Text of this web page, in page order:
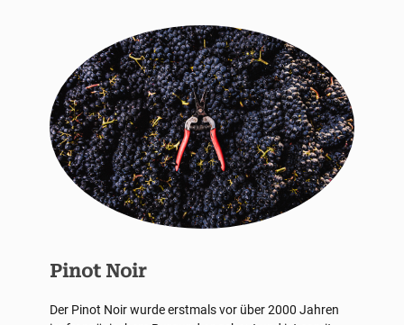
Pinot Noir
Der Pinot Noir wurde erstmals vor über 2000 Jahren